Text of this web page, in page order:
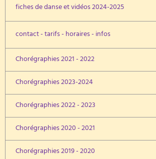
fiches de danse et vidéos 2024-2025
contact - tarifs - horaires - infos
Chorégraphies 2021 - 2022
Chorégraphies 2023-2024
Chorégraphies 2022 - 2023
Chorégraphies 2020 - 2021
Chorégraphies 2019 - 2020